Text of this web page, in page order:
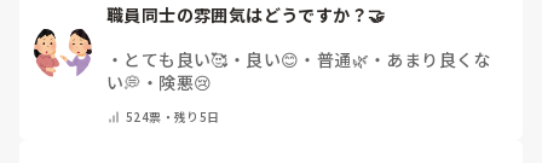
職員同士の雰囲気はどうですか？🤝
・ とても良い🥰 ・ 良い😊 ・ 普通🌿 ・ あまり良くな
い💭 ・ 険悪😢
524票・残り5日